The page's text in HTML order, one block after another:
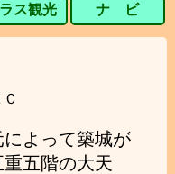
ス観光 ナ ビ
によって築城が
五階の大天